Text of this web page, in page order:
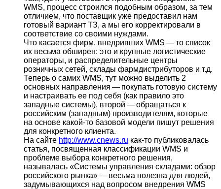
WMS, процесс строился подобным образом, за тем
отличием, что поставщик уже предоставил нам
готовый вариант ТЗ, а мы его корректировали в
соответствие со своими нуждами.
Что касается фирм, внедривших WMS — то список
их весьма обширен: это и крупные логистические
операторы, и распределительные центры
розничных сетей, склады фармдистрибуторов и т.д.
Теперь о самих WMS, тут можно выделить 2
основных направления — покупать готовую систему
и настраивать ее под себя (как правило это
западные системы), второй — обращаться к
российским (западным) производителям, которые
на основе какой-то базовой модели пишут решения
для конкретного клиента.
На сайте http://www.cnews.ru как-то публиковалась
статья, посвященная классификации WMS и
проблеме выбора конкретного решения,
называлась «Системы управления складами: обзор
российского рынка» — весьма полезна для людей,
задумывающихся над вопросом внедрения WMS